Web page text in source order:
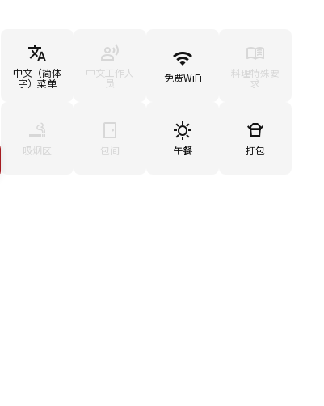
中文（简体
字）菜单
中文工作人
员 免费WiFi 料理特殊要
求
吸烟区 包间 午餐 打包